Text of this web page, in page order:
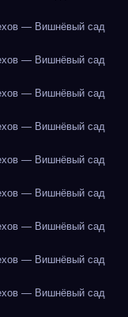
— Вишнёвый сад
— Вишнёвый сад
— Вишнёвый сад
— Вишнёвый сад
— Вишнёвый сад
— Вишнёвый сад
— Вишнёвый сад
— Вишнёвый сад
— Вишнёвый сад